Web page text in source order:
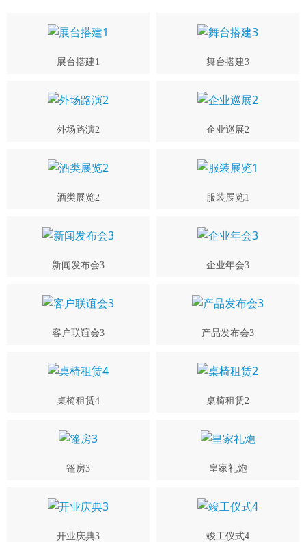
展台搭建1 舞台搭建3
外场路演2 企业巡展2
酒类展览2 服装展览1
新闻发布会3 企业年会3
客户联谊会3 产品发布会3
桌椅租赁4 桌椅租赁2
篷房3 皇家礼炮
开业庆典3 竣工仪式4